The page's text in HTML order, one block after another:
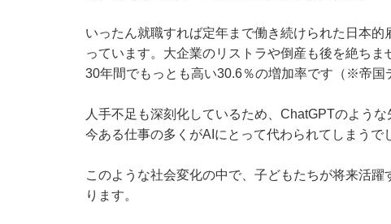
いったん就職すれば定年まで働き続けられた日本
っています。大企業のリストラや倒産も後を絶ち
30年間でもっとも高い30.6％の増加率です（※帝国
人手不足も深刻化しているため、ChatGPTのよう
今ある仕事の多くがAIにとって代わられてしまうで
このような社会変化の中で、子どもたちが将来活
ります。